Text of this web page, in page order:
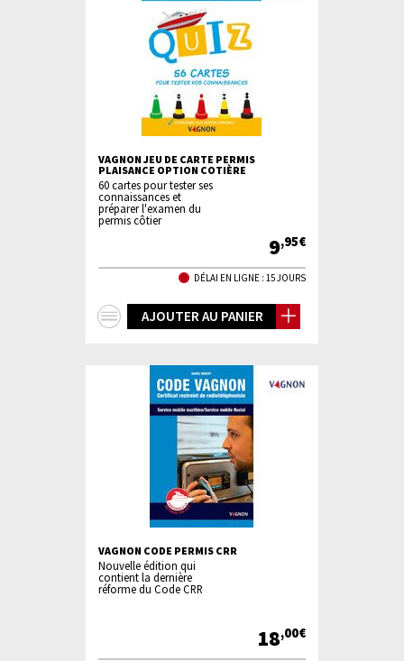
VAGNON JEU DE CARTE PERMIS
PLAISANCE OPTION COTIÈRE
60 cartes pour tester ses
connaissances et
préparer l'examen du
permis côtier
9,95€
DÉLAI EN LIGNE : 15 JOURS
AJOUTER AU PANIER
VAGNON CODE PERMIS CRR
Nouvelle édition qui
contient la dernière
réforme du Code CRR
18,00€